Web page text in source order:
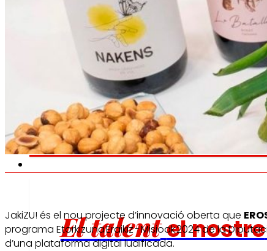
Fomenteml'alimentació
saludable.
El talentel nostre
JakiZU! és el nou projecte d’innovació oberta que
programa Etorkizuna Eraikiz - Misioak 2024 de la
d’una plataforma digital ludificada.